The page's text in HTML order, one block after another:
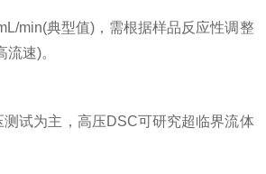
典型值)，需根据样品反应性调整
速)。
试为主，高压DSC可研究超临界流体